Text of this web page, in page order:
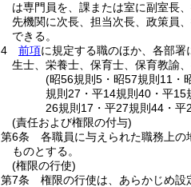
は専門員を、課または室に副室長
先機関に次長、担当次長、政策員
できる。
4
前項に規定する職のほか、各部
生士、栄養士、保育士、保育教諭
(昭56規則5・昭57規則11・
規則27・平14規則40・平
26規則17・平27規則44・
(責任および権限の付与)
第6条
各職員に与えられた職務上の
ものとする。
(権限の行使)
第7条
権限の行使は、あらかじめ設